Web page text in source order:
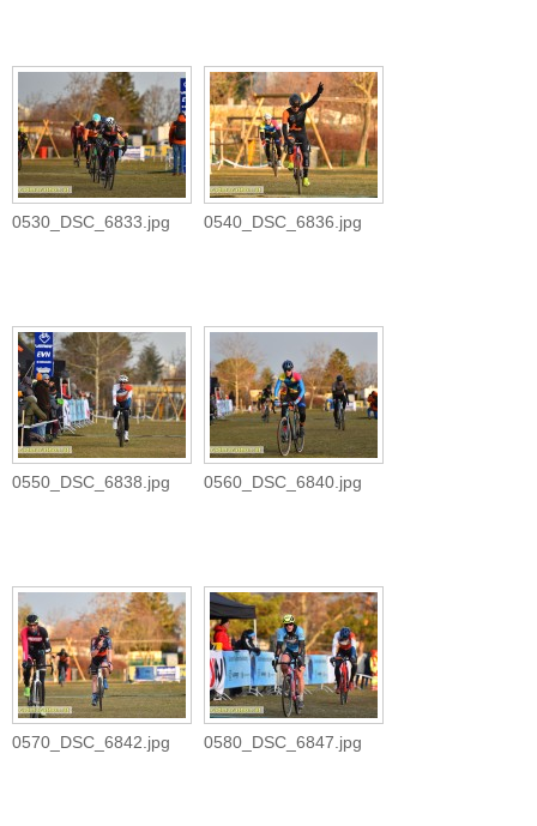
0530_DSC_6833.jpg 0540_DSC_6836.jpg
0550_DSC_6838.jpg 0560_DSC_6840.jpg
0570_DSC_6842.jpg 0580_DSC_6847.jpg